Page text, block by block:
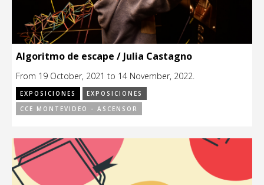
Algoritmo de escape / Julia Castagno
From 19 October, 2021 to 14 November, 2022.
EXPOSICIONES
EXPOSICIONES
CCE MONTEVIDEO - ASCENSOR